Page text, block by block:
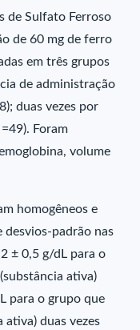
de Sulfato Ferroso
de 60 mg de ferro
em três grupos
de administração
duas vezes por
Foram
volume
homogêneos e
desvios-padrão nas
± 0,5 g/dL para o
ativa)
para o grupo que
ativa) duas vezes